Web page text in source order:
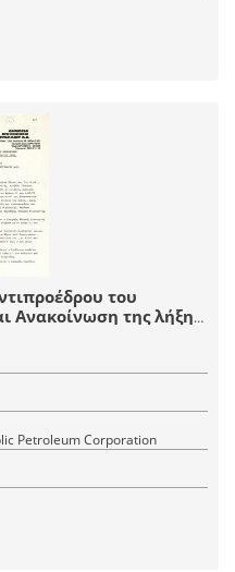
του
Ανακοίνωση της λήξης
Διευθυντή -
και
Petroleum Corporation